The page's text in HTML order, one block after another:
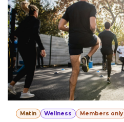
Matin Wellness Members only